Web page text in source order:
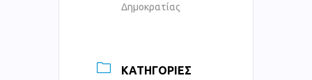
Δημοκρατίας
ΚΑΤΗΓΟΡΊΕΣ